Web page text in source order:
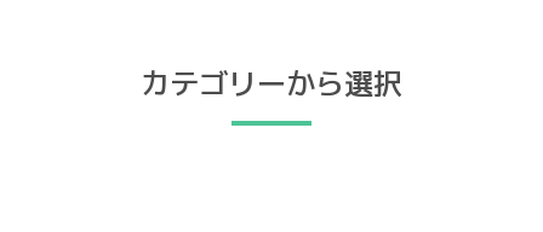
カテゴリーから選択